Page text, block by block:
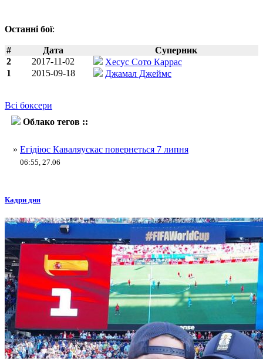
Останні бої:
# Дата
Суперник
2
2017-11-02
Хесус Сото Каррас
1
2015-09-18 Джамал Джеймс
Всі боксери
Облако тегов ::
» Егідіюс Каваляускас повернеться 7 липня
06:55, 27.06
Кадри дня